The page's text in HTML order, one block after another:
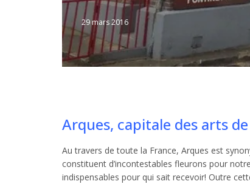
Written
by
Jérémie
29 mars 2016
Arques, capitale des arts
Au travers de toute la France, Arques est
constituent d’incontestables fleurons pour
indispensables pour qui sait recevoir! Outre